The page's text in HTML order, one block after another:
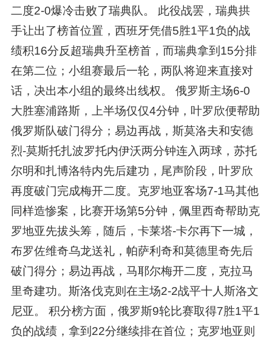
二度2-0爆冷击败了瑞典队。 此役战罢，瑞典拱
手让出了榜首位置，西班牙凭借5胜1平1负的战
绩积16分反超瑞典升至榜首，而瑞典拿到15分排
在第二位；小组赛最后一轮，两队将迎来直接对
话，决出本小组的最终出线权。 俄罗斯主场6-0
大胜塞浦路斯，上半场仅仅4分钟，叶罗欣便帮助
俄罗斯队破门得分；易边再战，斯莫洛夫和安德
烈-莫斯托扎波罗托内伊沃两分钟连入两球，苏托
尔明和扎博洛特内先后建功，尾声阶段，叶罗欣
再度破门完成梅开二度。克罗地亚客场7-1马其他
同样造惨案，比赛开场第5分钟，佩里西奇帮助克
罗地亚先拔头筹，随后，卡莱塔-卡尔再下一城，
布罗佐维奇乌龙送礼，帕萨利奇和莫德里奇先后
破门得分；易边再战，马耶尔梅开二度，克拉马
里奇建功。斯洛伐克则在主场2-2战平十人斯洛文
尼亚。 积分榜方面，俄罗斯9轮比赛取得7胜1平1
负的战绩，拿到22分继续排在首位；克罗地亚则